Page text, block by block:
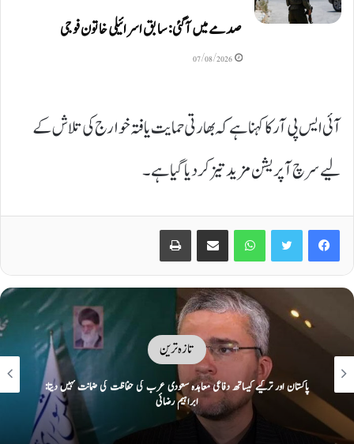
صدمے میں آگئی: سابق اسرائیلی خاتون فوجی
07/08/2026
آئی ایس پی آر کا کہنا ہے کہ بھارتی حمایت یافتہ خوارج کی تلاش کے
لیے سرچ آپریشن مزید تیز کردیا گیا ہے۔
Facebook
Twitter
WhatsApp
Share via Email
Print
تازہ ترین
ایک پر حملہ سب پر حملہ تصور: مکہ کی سرزمین پر پاک، ترک سعودی دفاعی معاہدہ
طے